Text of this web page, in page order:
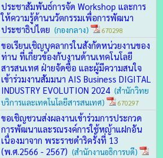
ประชาสัมพันธ์การจัด Workshop และการ
ให้ความรู้ด้านนวัตกรรมเพื่อการพัฒนา
ประชาธิปไตย (กองกลาง) 670298
ขอเรียนเชิญบุคลากรในสังกัดหน่วยงานของ
ท่าน ที่เกี่ยวข้องกับงานด้านเทคโนโลยี
สารสนเทศ ฝ่ายจัดซื้อ และผู้มีความสนใจ
เข้าร่วมงานสัมมนา AIS Business DIGITAL
INDUSTRY EVOLUTION 2024 (สำนักวิทย
บริการและเทคโนโลยีสารสนเทศ)
670297
ขอเชิญชวนส่งผลงานเข้าร่วมการประกวด
การพัฒนาและรณรงค์การใช้หญ้าแฝกอัน
เนื่องมาจาก พระราชดำริครั้งที่ 13
(พ.ศ.2566 - 2567) (สำนักงานอธิการบดี)